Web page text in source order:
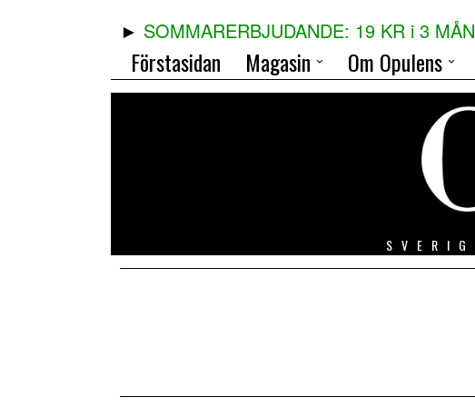
SOMMARERBJUDANDE: 19 KR i 3
Förstasidan Magasin Om Opulens